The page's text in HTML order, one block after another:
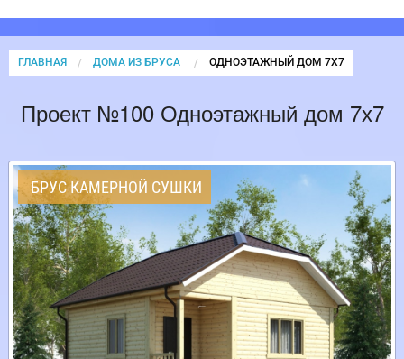
ГЛАВНАЯ ДОМА ИЗ БРУСА CURRENT:
ОДНОЭТАЖНЫЙ ДОМ 7Х7
Проект №100 Одноэтажный дом 7х7
БРУС КАМЕРНОЙ СУШКИ